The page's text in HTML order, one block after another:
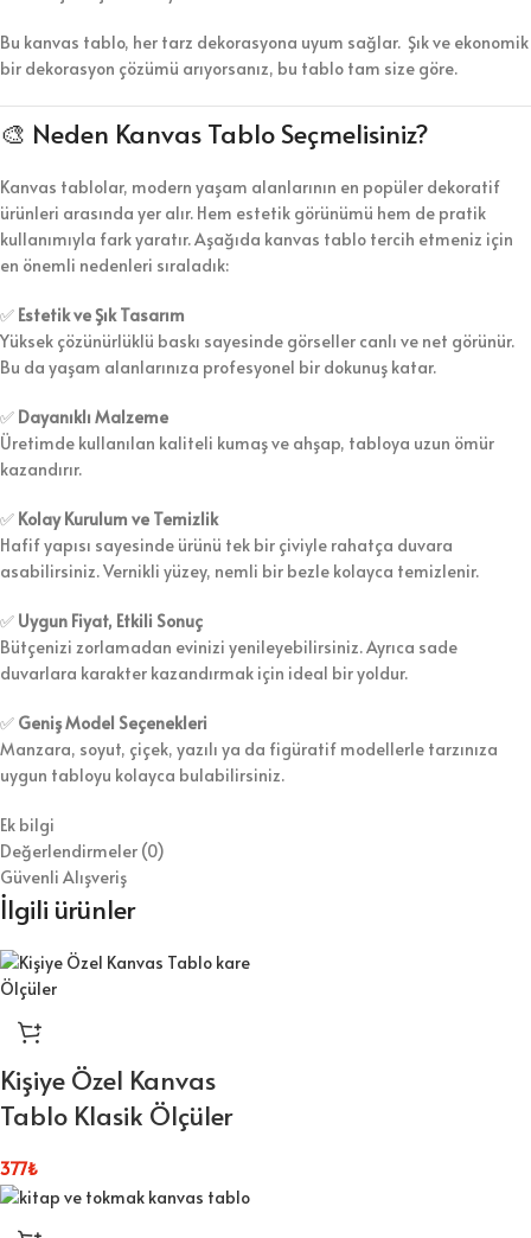
Bu kanvas tablo, her tarz dekorasyona uyum sağlar. Şık ve ekonomik
bir dekorasyon çözümü arıyorsanız, bu tablo tam size göre.
🎨 Neden Kanvas Tablo Seçmelisiniz?
Kanvas tablolar, modern yaşam alanlarının en popüler dekoratif
ürünleri arasında yer alır. Hem estetik görünümü hem de pratik
kullanımıyla fark yaratır. Aşağıda kanvas tablo tercih etmeniz için
en önemli nedenleri sıraladık:
✅ Estetik ve Şık Tasarım
Yüksek çözünürlüklü baskı sayesinde görseller canlı ve net görünür.
Bu da yaşam alanlarınıza profesyonel bir dokunuş katar.
✅ Dayanıklı Malzeme
Üretimde kullanılan kaliteli kumaş ve ahşap, tabloya uzun ömür
kazandırır.
✅ Kolay Kurulum ve Temizlik
Hafif yapısı sayesinde ürünü tek bir çiviyle rahatça duvara
asabilirsiniz. Vernikli yüzey, nemli bir bezle kolayca temizlenir.
✅ Uygun Fiyat, Etkili Sonuç
Bütçenizi zorlamadan evinizi yenileyebilirsiniz. Ayrıca sade
duvarlara karakter kazandırmak için ideal bir yoldur.
✅ Geniş Model Seçenekleri
Manzara, soyut, çiçek, yazılı ya da figüratif modellerle tarzınıza
uygun tabloyu kolayca bulabilirsiniz.
Ek bilgi
Değerlendirmeler (0)
Güvenli Alışveriş
İlgili ürünler
Kişiye Özel Kanvas
Tablo Klasik Ölçüler
377₺